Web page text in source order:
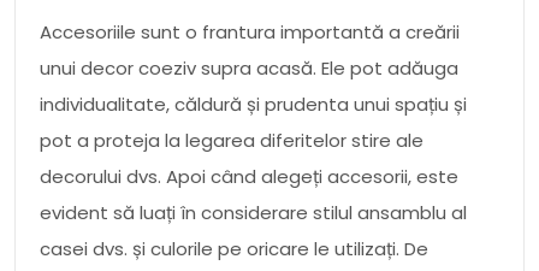
Accesoriile sunt o frantura importantă a creării
unui decor coeziv supra acasă. Ele pot adăuga
individualitate, căldură și prudenta unui spațiu și
pot a proteja la legarea diferitelor stire ale
decorului dvs. Apoi când alegeți accesorii, este
evident să luați în considerare stilul ansamblu al
casei dvs. și culorile pe oricare le utilizați. De